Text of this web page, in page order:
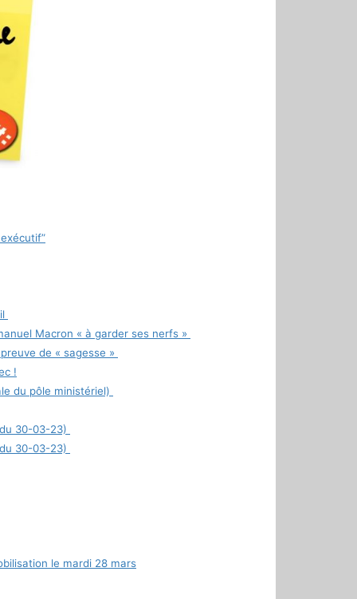
Macron « à garder ses nerfs »
de « sagesse »
!
du pôle ministériel)
30-03-23)
30-03-23)
le mardi 28 mars